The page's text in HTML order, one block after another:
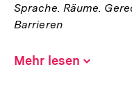
Sprache. Räume.
Barrieren
Mehr lesen